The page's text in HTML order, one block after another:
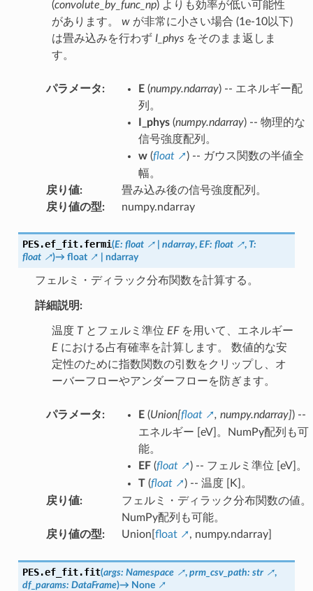
(convolute_by_func_np) よりも効率が低い可能性
があります。 wが非常に小さい場合 (1e-10以下)
は畳み込みを行わず I_physをそのまま返しま
す。
パラメータ: E(numpy.ndarray) -- エネルギー配
列。
I_phys(numpy.ndarray) -- 物理的な
信号強度配列。
w(float
) -- ガウス関数の半値全
幅。
戻り値:
畳み込み後の信号強度配列。
戻り値の型: numpy.ndarray
PES.ef_fit.fermi(E: float ndarray, EF: float , T:
float
)→ float ndarray
フェルミ・ディラック分布関数を計算する。
詳細説明:
温度 Tとフェルミ準位 EFを用いて、エネルギー
Eにおける占有確率を計算します。 数値的な安
定性のために指数関数の引数をクリップし、オ
ーバーフローやアンダーフローを防ぎます。
パラメータ: E(Union[float , numpy.ndarray]) --
エネルギー [eV]。NumPy配列も可
能。
EF(float
) -- フェルミ準位 [eV]。
T(float
) -- 温度 [K]。
戻り値:
フェルミ・ディラック分布関数の値。
NumPy配列も可能。
戻り値の型: Union[ float , numpy.ndarray]
PES.ef_fit.fit(args: Namespace , prm_csv_path: str
,
df_params: DataFrame)→ None